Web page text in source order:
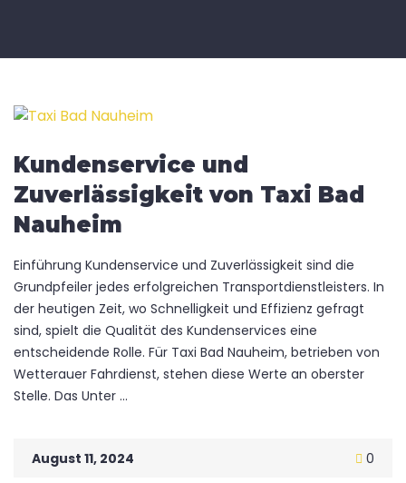
Kundenservice und
Zuverlässigkeit von Taxi Bad
Nauheim
Einführung Kundenservice und Zuverlässigkeit sind die
Grundpfeiler jedes erfolgreichen Transportdienstleisters. In
der heutigen Zeit, wo Schnelligkeit und Effizienz gefragt
sind, spielt die Qualität des Kundenservices eine
entscheidende Rolle. Für Taxi Bad Nauheim, betrieben von
Wetterauer Fahrdienst, stehen diese Werte an oberster
Stelle. Das Unter ...
August 11, 2024 0